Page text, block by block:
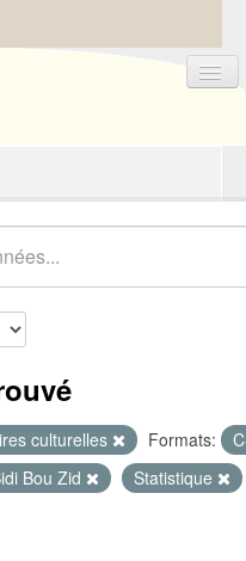
culturelles Formats:
Bou Zid
Statistique